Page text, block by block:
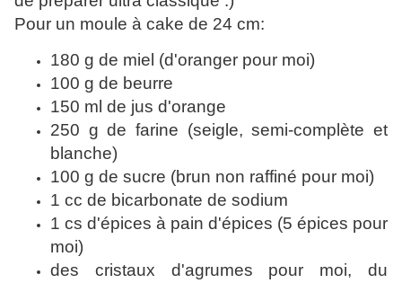
Pour un moule à cake de 24 cm:
180 g de miel (d'oranger pour moi)
100 g de beurre
150 ml de jus d'orange
250 g de farine (seigle, semi-complète et
blanche)
100 g de sucre (brun non raffiné pour moi)
1 cc de bicarbonate de sodium
1 cs d'épices à pain d'épices (5 épices pour
moi)
des cristaux d'agrumes pour moi, du